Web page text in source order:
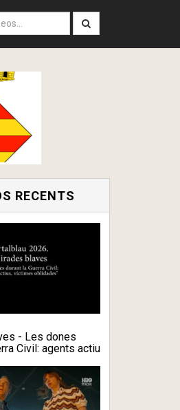
RECENTS
- Les dones
Civil: agents actiu